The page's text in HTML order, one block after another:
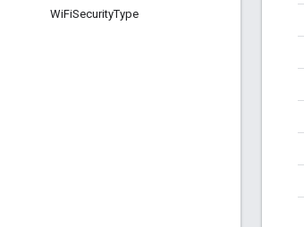
WiFiSecurityType